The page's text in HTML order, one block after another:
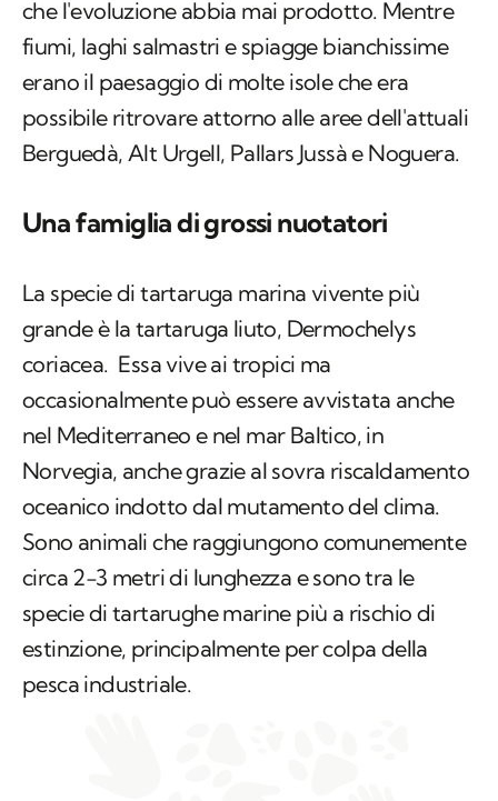
che l'evoluzione abbia mai prodotto. Mentre
fiumi, laghi salmastri e spiagge bianchissime
erano il paesaggio di molte isole che era
possibile ritrovare attorno alle aree dell'attuali
Berguedà, Alt Urgell, Pallars Jussà e Noguera.
Una famiglia di grossi nuotatori
La specie di tartaruga marina vivente più
grande è la tartaruga liuto, Dermochelys
coriacea. Essa vive ai tropici ma
occasionalmente può essere avvistata anche
nel Mediterraneo e nel mar Baltico, in
Norvegia, anche grazie al sovra riscaldamento
oceanico indotto dal mutamento del clima.
Sono animali che raggiungono comunemente
circa 2-3 metri di lunghezza e sono tra le
specie di tartarughe marine più a rischio di
estinzione, principalmente per colpa della
pesca industriale.